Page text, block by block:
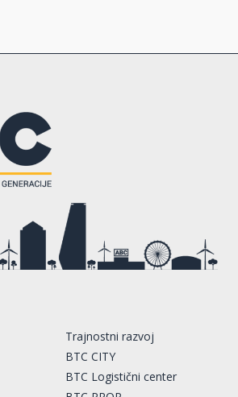
Trajnostni razvoj
BTC CITY
BTC Logistični center